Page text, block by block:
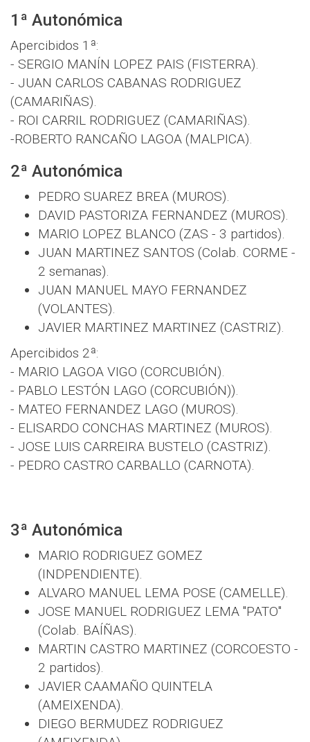
1ª Autonómica
Apercibidos 1ª:
- SERGIO MANÍN LOPEZ PAIS (FISTERRA).
- JUAN CARLOS CABANAS RODRIGUEZ
(CAMARIÑAS).
- ROI CARRIL RODRIGUEZ (CAMARIÑAS).
-ROBERTO RANCAÑO LAGOA (MALPICA).
2ª Autonómica
PEDRO SUAREZ BREA (MUROS).
DAVID PASTORIZA FERNANDEZ (MUROS).
MARIO LOPEZ BLANCO (ZAS - 3 partidos).
JUAN MARTINEZ SANTOS (Colab. CORME -
2 semanas).
JUAN MANUEL MAYO FERNANDEZ
(VOLANTES).
JAVIER MARTINEZ MARTINEZ (CASTRIZ).
Apercibidos 2ª:
- MARIO LAGOA VIGO (CORCUBIÓN).
- PABLO LESTÓN LAGO (CORCUBIÓN)).
- MATEO FERNANDEZ LAGO (MUROS).
- ELISARDO CONCHAS MARTINEZ (MUROS).
- JOSE LUIS CARREIRA BUSTELO (CASTRIZ).
- PEDRO CASTRO CARBALLO (CARNOTA).
3ª Autonómica
MARIO RODRIGUEZ GOMEZ
(INDPENDIENTE).
ALVARO MANUEL LEMA POSE (CAMELLE).
JOSE MANUEL RODRIGUEZ LEMA "PATO"
(Colab. BAÍÑAS).
MARTIN CASTRO MARTINEZ (CORCOESTO -
2 partidos).
JAVIER CAAMAÑO QUINTELA
(AMEIXENDA).
DIEGO BERMUDEZ RODRIGUEZ